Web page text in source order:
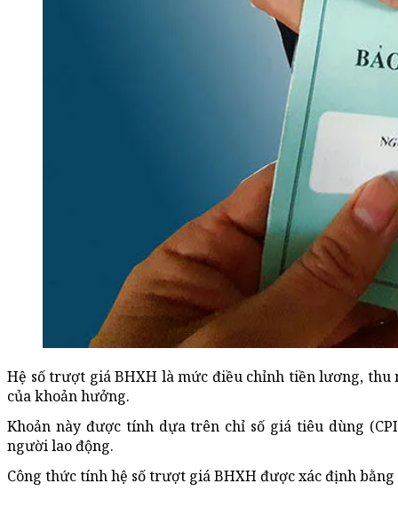
Hệ số trượt giá BHXH là mức điều chỉnh tiền lương,
của khoản hưởng.
Khoản này được tính dựa trên chỉ số giá tiêu dùng
người lao động.
Công thức tính hệ số trượt giá BHXH được xác định